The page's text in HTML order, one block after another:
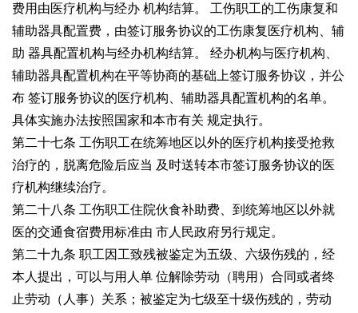
费用由医疗机构与经办 机构结算。 工伤职工的工伤康复和
辅助器具配置费，由签订服务协议的工伤康复医疗机构、辅
助 器具配置机构与经办机构结算。 经办机构与医疗机构、
辅助器具配置机构在平等协商的基础上签订服务协议，并公
布 签订服务协议的医疗机构、辅助器具配置机构的名单。
具体实施办法按照国家和本市有关 规定执行。
第二十七条 工伤职工在统筹地区以外的医疗机构接受抢救
治疗的，脱离危险后应当 及时送转本市签订服务协议的医
疗机构继续治疗。
第二十八条 工伤职工住院伙食补助费、到统筹地区以外就
医的交通食宿费用标准由 市人民政府另行规定。
第二十九条 职工因工致残被鉴定为五级、六级伤残的，经
本人提出，可以与用人单 位解除劳动（聘用）合同或者终
止劳动（人事）关系；被鉴定为七级至十级伤残的，劳动